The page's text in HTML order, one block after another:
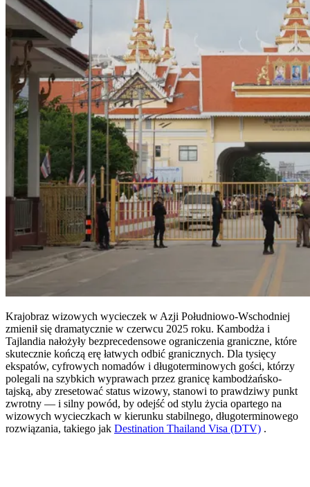
Krajobraz wizowych wycieczek w Azji Południowo-Wschodniej
zmienił się dramatycznie w czerwcu 2025 roku. Kambodża i
Tajlandia nałożyły bezprecedensowe ograniczenia graniczne, które
skutecznie kończą erę łatwych odbić granicznych. Dla tysięcy
ekspatów, cyfrowych nomadów i długoterminowych gości, którzy
polegali na szybkich wyprawach przez granicę kambodżańsko-
tajską, aby zresetować status wizowy, stanowi to prawdziwy punkt
zwrotny — i silny powód, by odejść od stylu życia opartego na
wizowych wycieczkach w kierunku stabilnego, długoterminowego
rozwiązania, takiego jak Destination Thailand Visa (DTV) .